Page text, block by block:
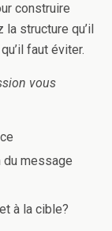
construire
structure qu’il
faut éviter.
vous
du message
à la cible?